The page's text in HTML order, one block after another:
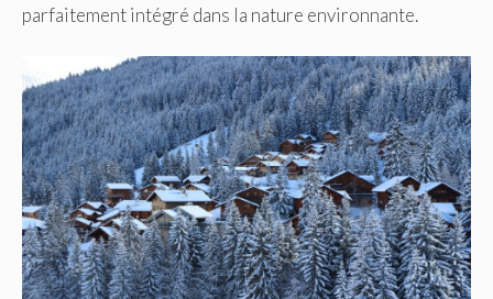
parfaitement intégré dans la nature environnante.